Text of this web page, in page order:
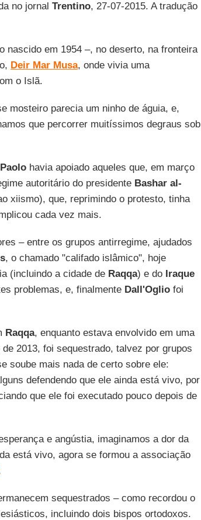
no jornal Trentino, 27-07-2015. A tradução
nascido em 1954 –, no deserto, na fronteira
Deir Mar Musa, onde vivia uma
o Islã.
mosteiro parecia um ninho de águia, e,
que percorrer muitíssimos degraus sob
Paolohavia apoiado aqueles que, em março
autoritário do presidente Bashar al-
xiismo), que, reprimindo o protesto, tinha
cada vez mais.
– entre os grupos antirregime, ajudados
, o chamado "califado islâmico", hoje
(incluindo a cidade de Raqqa) e do Iraque
problemas, e, finalmente Dall'Ogliofoi
Raqqa, enquanto estava envolvido em uma
2013, foi sequestrado, talvez por grupos
soube mais nada de certo sobre ele:
defendendo que ele ainda está vivo, por
que ele foi executado pouco depois de
e angústia, imaginamos a dor da
está vivo, agora se formou a associação
sequestrados – como recordou o
incluindo dois bispos ortodoxos.